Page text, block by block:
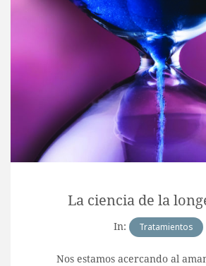
La ciencia de la
In: Tratamientos
Nos estamos acercando al